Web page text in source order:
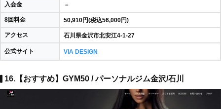
入会金 －
8回料金 50,910円(税込56,000円)
アクセス 石川県金沢市北安江4-1-27
公式サイト VIA DESIGN
16.【おすすめ】GYM50 / パーソナルジム金沢/石川